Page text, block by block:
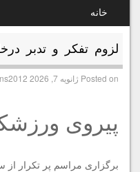
MENU
SKIP TO CONTENT
خانه
لزوم تفکر و تدبر
Posted on ژانویه 7, 2026 by
پیروی
برگزاری مراسم پر تکرار از